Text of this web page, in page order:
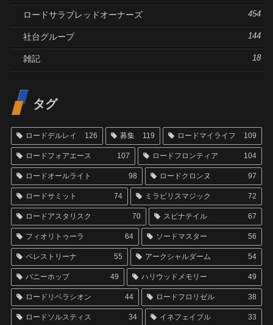
ロードサラブレッドオーナーズ 454
社台グループ 144
雑記 18
タグ
ロードデルレイ 126 募集 119 ロードマイライフ 109
ロードフォアエース 107 ロードフロンティア 104
ロードオールライト 98 ロードクロンヌ 97
ロードサミット 74 ミラビリスマジック 72
ロードアスタリスク 70 スピナテイル 67
フィオリトゥーラ 64 ソードマスター 56
ペレストリーナ 55 アークシャルダーム 54
バニーホップ 49 ハリウッドメモリー 49
ロードリベラシオン 44 ロードフロリゼル 38
ロードソルスティス 34 イネフェイブル 33